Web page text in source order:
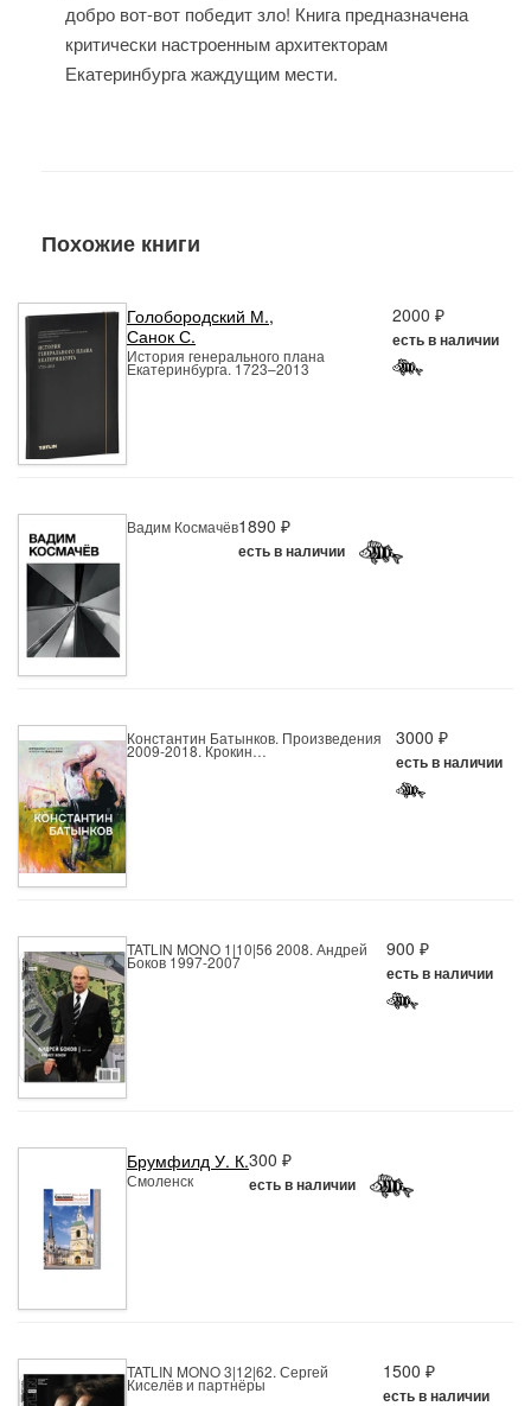
добро вот-вот победит зло! Книга предназначена
критически настроенным архитекторам
Екатеринбурга жаждущим мести.
Похожие книги
Голобородский М.,
Санок С.
История генерального плана
Екатеринбурга. 1723–2013
2000 ₽
есть в наличии
Вадим Космачёв1890 ₽
есть в наличии
Константин Батынков. Произведения
2009-2018. Крокин…
3000 ₽
есть в наличии
TATLIN MONO 1|10|56 2008. Андрей
Боков 1997-2007
900 ₽
есть в наличии
Брумфилд У. К.
Смоленск
300 ₽
есть в наличии
TATLIN MONO 3|12|62. Сергей
Киселёв и партнёры
1500 ₽
есть в наличии